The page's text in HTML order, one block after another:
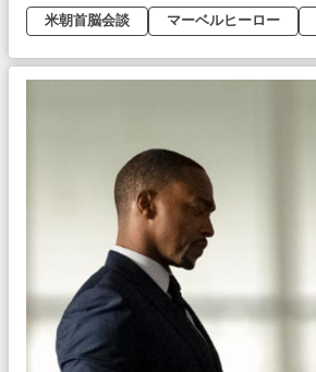
米朝首脳会談
マーベルヒーロー